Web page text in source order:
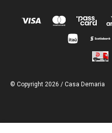
© Copyright 2026 / Casa Demaria